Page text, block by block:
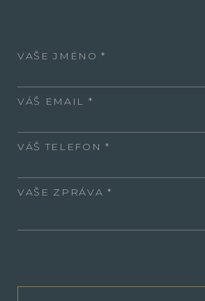
VAŠE JMÉNO
VÁŠ EMAIL
VÁŠ TELEFON
VAŠE ZPRÁVA